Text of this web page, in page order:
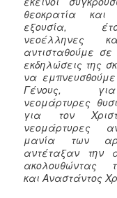
θεοκρατία και
εξουσία,
νεοέλληνες
αντισταθούμε
εκδηλώσεις της
να
Γένους,
νεομάρτυρες
για τον
νεομάρτυρες
μανία των
αντέταξαν την
ακολουθώντας
και Αναστάντος